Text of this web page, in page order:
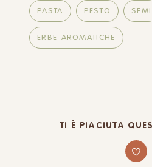
PASTA PESTO SEMI
ERBE-AROMATICHE
TI È PIACIUTA